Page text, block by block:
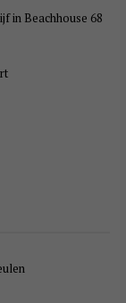
in Beachhouse 68